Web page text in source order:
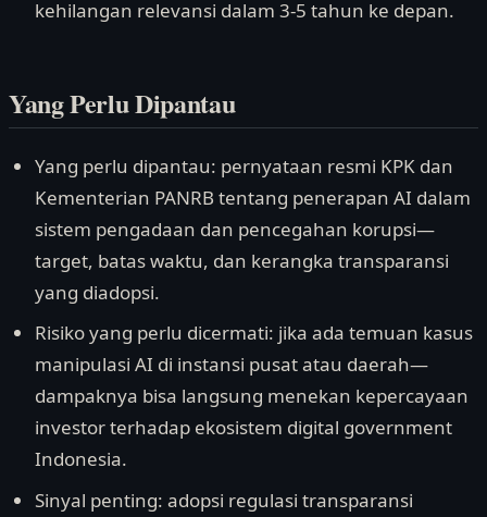
kehilangan relevansi dalam 3-5 tahun ke depan.
Yang Perlu Dipantau
Yang perlu dipantau: pernyataan resmi KPK dan
Kementerian PANRB tentang penerapan AI dalam
sistem pengadaan dan pencegahan korupsi—
target, batas waktu, dan kerangka transparansi
yang diadopsi.
Risiko yang perlu dicermati: jika ada temuan kasus
manipulasi AI di instansi pusat atau daerah—
dampaknya bisa langsung menekan kepercayaan
investor terhadap ekosistem digital government
Indonesia.
Sinyal penting: adopsi regulasi transparansi